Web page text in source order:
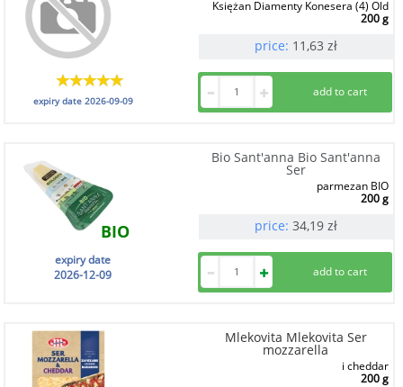
Księżan Diamenty Konesera (4) Old
200 g
price: 11,63 zł
expiry date 2026-09-09
Bio Sant'anna Bio Sant'anna
Ser
BIO
parmezan BIO
200 g
price: 34,19 zł
expiry date
2026-12-09
Mlekovita Mlekovita Ser
mozzarella
i cheddar
200 g